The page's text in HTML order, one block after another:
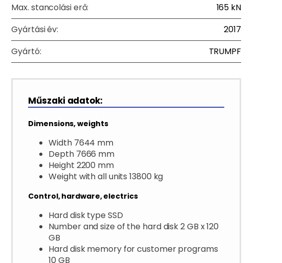
Max. stancolási erő:
165 kN
Gyártási év:
2017
Gyártó:
TRUMPF
Műszaki adatok:
Dimensions, weights
Width 7644 mm
Depth 7666 mm
Height 2200 mm
Weight with all units 13800 kg
Control, hardware, electrics
Hard disk type SSD
Number and size of the hard disk 2 GB x 120
GB
Hard disk memory for customer programs
10 GB